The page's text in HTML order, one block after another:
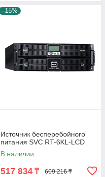
–15%
Источник бесперебойного
питания SVC RT-6KL-LCD
В наличии
517 834 ₸ 609 216 ₸